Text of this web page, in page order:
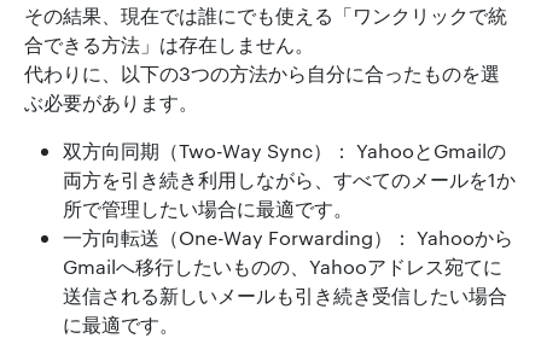
その結果、現在では誰にでも使える「ワンクリックで統
合できる方法」は存在しません。
代わりに、以下の3つの方法から自分に合ったものを選
ぶ必要があります。
双方向同期（Two-Way Sync）： YahooとGmailの
両方を引き続き利用しながら、すべてのメールを1か
所で管理したい場合に最適です。
一方向転送（One-Way Forwarding）： Yahooから
Gmailへ移行したいものの、Yahooアドレス宛てに
送信される新しいメールも引き続き受信したい場合
に最適です。